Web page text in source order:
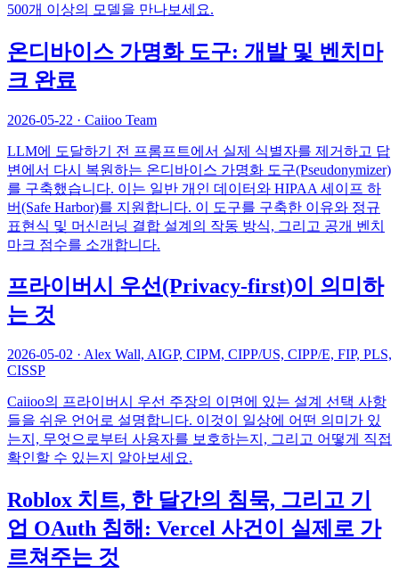
500개 이상의 모델을 만나보세요.
온디바이스 가명화 도구: 개발 및 벤치마
크 완료
2026-05-22 · Caiioo Team
LLM에 도달하기 전 프롬프트에서 실제 식별자를 제거하고 답
변에서 다시 복원하는 온디바이스 가명화 도구(Pseudonymizer)
를 구축했습니다. 이는 일반 개인 데이터와 HIPAA 세이프 하
버(Safe Harbor)를 지원합니다. 이 도구를 구축한 이유와 정규
표현식 및 머신러닝 결합 설계의 작동 방식, 그리고 공개 벤치
마크 점수를 소개합니다.
프라이버시 우선(Privacy-first)이 의미하
는 것
2026-05-02 · Alex Wall, AIGP, CIPM, CIPP/US, CIPP/E, FIP, PLS,
CISSP
Caiioo의 프라이버시 우선 주장의 이면에 있는 설계 선택 사항
들을 쉬운 언어로 설명합니다. 이것이 일상에 어떤 의미가 있
는지, 무엇으로부터 사용자를 보호하는지, 그리고 어떻게 직접
확인할 수 있는지 알아보세요.
Roblox 치트, 한 달간의 침묵, 그리고 기
업 OAuth 침해: Vercel 사건이 실제로 가
르쳐주는 것